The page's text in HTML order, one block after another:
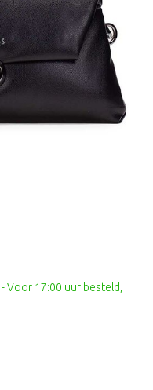
- Voor 17:00 uur besteld,